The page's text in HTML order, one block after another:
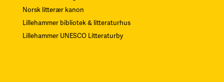
Norsk litterær kanon
Lillehammer bibliotek & litteraturhus
Lillehammer UNESCO Litteraturby